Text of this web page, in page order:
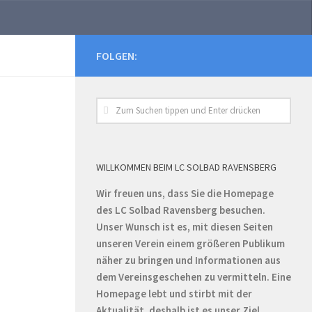
FOLGEN:
WILLKOMMEN BEIM LC SOLBAD RAVENSBERG
Wir freuen uns, dass Sie die Homepage
des LC Solbad Ravensberg besuchen.
Unser Wunsch ist es, mit diesen Seiten
unseren Verein einem größeren Publikum
näher zu bringen und Informationen aus
dem Vereinsgeschehen zu vermitteln. Eine
Homepage lebt und stirbt mit der